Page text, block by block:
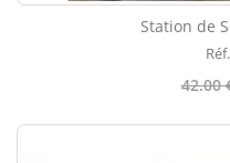
Station de
42.00